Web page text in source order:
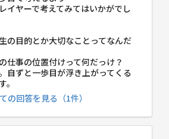
イヤーで考えてみてはいかがでし
の目的とか大切なことってなんだ
仕事の位置付けって何だっけ？
自ずと一歩目が浮き上がってくる
。
の回答を見る（1件）